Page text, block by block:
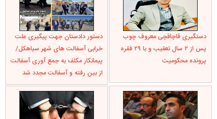
دستگیری قاچاقچی معروف چوب
پس از ۲ سال تعقیب و با ۲۹ فقره
پرونده محکومیت
دستور دادستان جهت پیگیری علت
خرابی آسفالت های شهر سیاهکل/
پیمانکار مکلف به جمع آوری آسفالت
از بین رفته و آسفالت مجدد شد